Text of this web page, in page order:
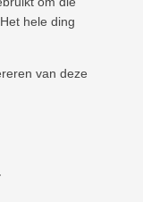
hele ding
van deze